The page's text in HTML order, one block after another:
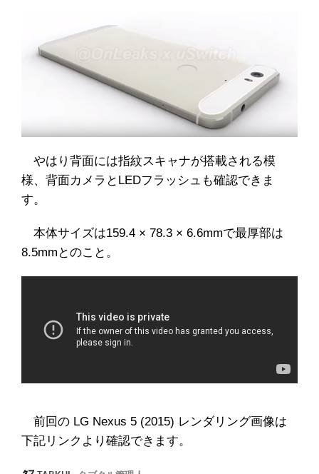
やはり背面には指紋スキャナが搭載される模
様、背面カメラとLEDフラッシュも確認できま
す。
本体サイズは159.4 × 78.3 × 6.6mmで最厚部は
8.5mmとのこと。
前回の LG Nexus 5 (2015) レンダリング画像は
下記リンクより確認できます。